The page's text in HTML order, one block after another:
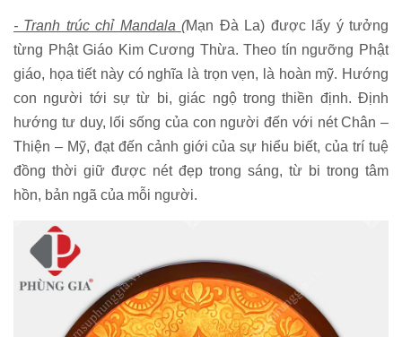
- Tranh trúc chỉ Mandala (Mạn Đà La) được lấy ý tưởng
từng Phật Giáo Kim Cương Thừa. Theo tín ngưỡng Phật
giáo, họa tiết này có nghĩa là trọn vẹn, là hoàn mỹ. Hướng
con người tới sự từ bi, giác ngộ trong thiền định. Định
hướng tư duy, lối sống của con người đến với nét Chân –
Thiện – Mỹ, đạt đến cảnh giới của sự hiểu biết, của trí tuệ
đồng thời giữ được nét đẹp trong sáng, từ bi trong tâm
hồn, bản ngã của mỗi người.